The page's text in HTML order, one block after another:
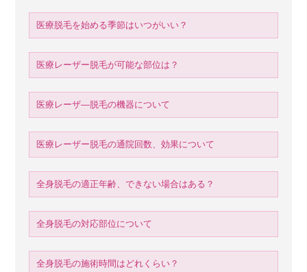
医療脱毛を始める季節はいつがいい？
医療レーザー脱毛が可能な部位は？
医療レーザ―脱毛の機器について
医療レーザー脱毛の通院回数、効果について
全身脱毛の適正年齢、できない場合はある？
全身脱毛の対応部位について
全身脱毛の施術時間はどれくらい？